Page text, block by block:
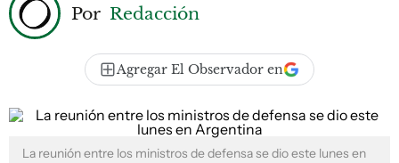
Por Redacción
Agregar El Observador en
La reunión entre los ministros de defensa se dio este lunes en